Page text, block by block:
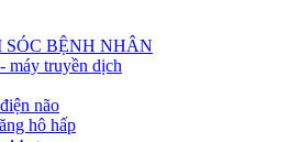
BỆNH NHÂN
máy truyền dịch
não
hô hấp